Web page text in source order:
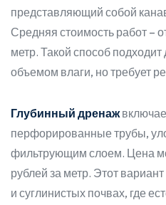
представляющий собой
Средняя стоимость работ –
метр. Такой способ
объемом влаги, но требует
Глубинный дренаж
перфорированные трубы,
фильтрующим слоем. Цена
рублей за метр. Этот
и суглинистых почвах, где